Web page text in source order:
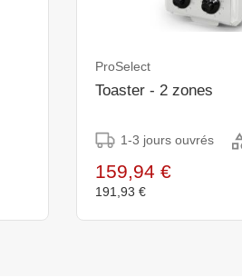
ProSelect
Toaster - 2 zones
1-3 jours ouvrés
159,94 €
191,93 €